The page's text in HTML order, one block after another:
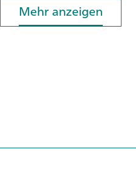
Mehr anzeigen
Mehr anzeigen